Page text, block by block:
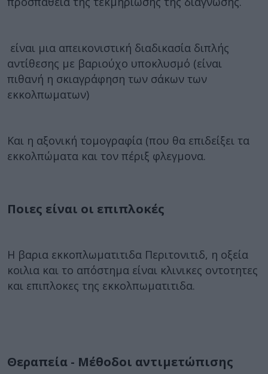
είναι μια απεικονιστική διαδικασία διπλής
αντίθεσης με βαριούχο υποκλυσμό (είναι
πιθανή η σκιαγράφηση των σάκων των
εκκολπωματων)
Και η αξονική τομογραφία (που θα επιδείξει τα
εκκολπώματα και τον πέριξ φλεγμονα.
Ποιες είναι οι επιπλοκές
Η βαρια εκκοπλωματιτιδα Περιτονιτιδ, η οξεία
κοιλια και το απόστημα είναι κλινικες οντοτητες
και επιπλοκες της εκκολπωματιτιδα.
Θεραπεία - Μέθοδοι αντιμετώπισης